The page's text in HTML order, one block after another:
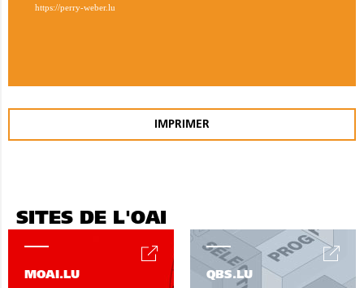
https://perry-weber.lu
IMPRIMER
SITES DE L'OAI
MOAI.LU QBS.LU